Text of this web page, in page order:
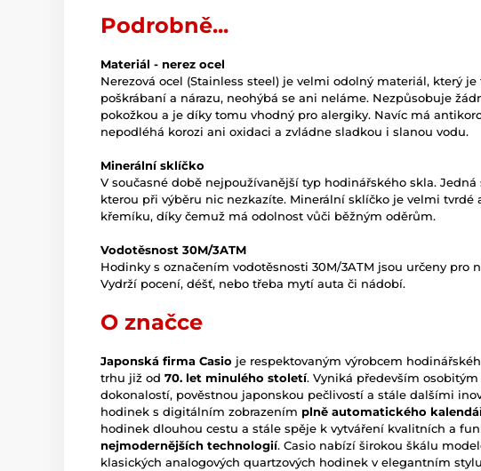
Podrobně...
Materiál - nerez ocel
Nerezová ocel (Stainless steel) je velmi odolný materiál, který je
poškrábaní a nárazu, neohýbá se ani neláme. Nezpůsobuje
pokožkou a je díky tomu vhodný pro alergiky. Navíc má
nepodléhá korozi ani oxidaci a zvládne sladkou i slanou vodu.
Minerální sklíčko
V současné době nejpoužívanější typ hodinářského skla.
kterou při výběru nic nezkazíte. Minerální sklíčko je velmi tvrdé
křemíku, díky čemuž má odolnost vůči běžným oděrům.
Vodotěsnost 30M/3ATM
Hodinky s označením vodotěsnosti 30M/3ATM jsou určeny pro
Vydrží pocení, déšť, nebo třeba mytí auta či nádobí.
O značce
Japonská firma Casio je respektovaným výrobcem
trhu již od 70. let minulého století. Vyniká především
dokonalostí, pověstnou japonskou pečlivostí a stále dalšími
hodinek s digitálním zobrazením plně automatického
hodinek dlouhou cestu a stále spěje k vytváření kvalitních a
nejmodernějších technologií. Casio nabízí širokou škálu
klasických analogových quartzových hodinek v elegantním